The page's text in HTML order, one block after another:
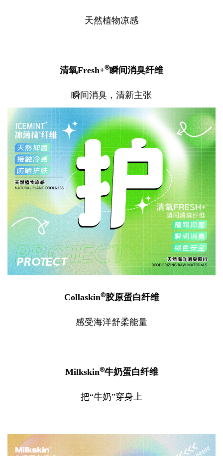
天然植物凉感
清氧Fresh+®瞬间消臭纤维
瞬间消臭，清新主张
Collaskin®胶原蛋白纤维
感受海洋舒柔能量
Milkskin®牛奶蛋白纤维
把“牛奶”穿身上